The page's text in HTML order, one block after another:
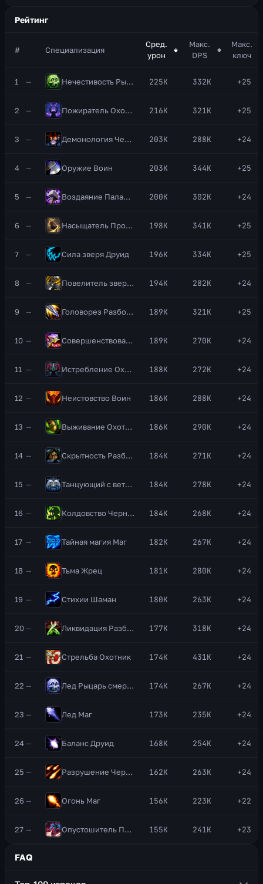
Рейтинг
# Специализация
Сред.
урон
Макс.
DPS
Макс.
ключ
1 — Нечестивость Рыцарь смерти 225K 332K +25
2 — ПожирательОхотник на демонов 216K 321K +25
3 — ДемонологияЧернокнижник 203K 288K +24
4 — Оружие Воин 203K 344K +25
5 — Воздаяние Паладин 200K 302K +24
6 — Насыщатель Пробудитель 198K 341K +25
7 — Сила зверя Друид 196K 334K +25
8 — Повелитель зверей Охотник
194K 282K +24
9 — Головорез Разбойник 189K 321K +25
10 — Совершенствование Шаман
189K 270K +24
11 — Истребление Охотник на демонов 188K 272K +24
12 — Неистовство Воин 186K 288K +24
13 — Выживание Охотник 186K 290K +24
14 — Скрытность Разбойник 184K 271K +24
15 — Танцующий с ветром Монах
184K 278K +24
16 — КолдовствоЧернокнижник 184K 268K +24
17 — Тайная магия Маг 182K 267K +24
18 — Тьма Жрец 181K 280K +24
19 — Стихии Шаман 180K 263K +24
20— Ликвидация Разбойник 177K 318K +24
21 — СтрельбаОхотник 174K 431K +24
22 — Лед Рыцарь смерти 174K 267K +24
23 — Лед Маг 173K 235K +24
24— Баланс Друид 168K 254K +24
25 — Разрушение Чернокнижник 162K 263K +24
26 — Огонь Маг 156K 223K +22
27 — Опустошитель Пробудитель 155K 241K +23
FAQ